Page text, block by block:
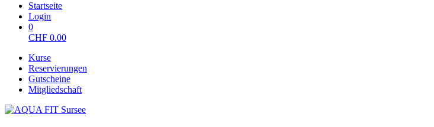
Startseite
Login
0
CHF 0.00
Kurse
Reservierungen
Gutscheine
Mitgliedschaft